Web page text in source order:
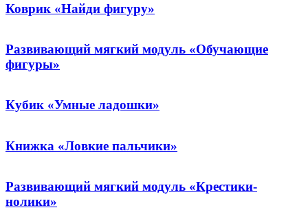
Коврик «Найди фигуру»
Развивающий мягкий модуль «Обучающие
фигуры»
Кубик «Умные ладошки»
Книжка «Ловкие пальчики»
Развивающий мягкий модуль «Крестики-
нолики»